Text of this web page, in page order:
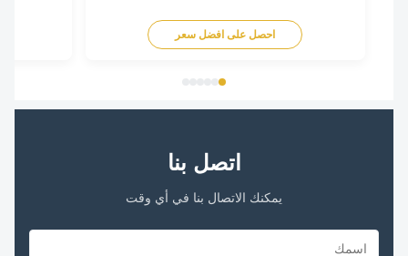
احصل على افضل سعر
اتصل بنا
يمكنك الاتصال بنا في أي وقت